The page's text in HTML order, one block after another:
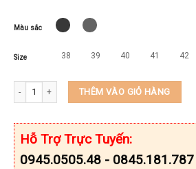
Màu sắc
Size 38 39 40 41 42
Dép Nam Chữ H Cao Cấp Da Bò Thật KD5513 số
THÊM VÀO GIỎ HÀNG
Hỗ Trợ Trực Tuyến:
0945.0505.48 - 0845.181.787